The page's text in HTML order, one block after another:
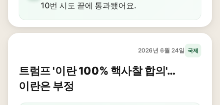
10번 시도 끝에 통과됐어요.
2026년 6월 24일 국제
트럼프 '이란 100% 핵사찰 합의'…
이란은 부정